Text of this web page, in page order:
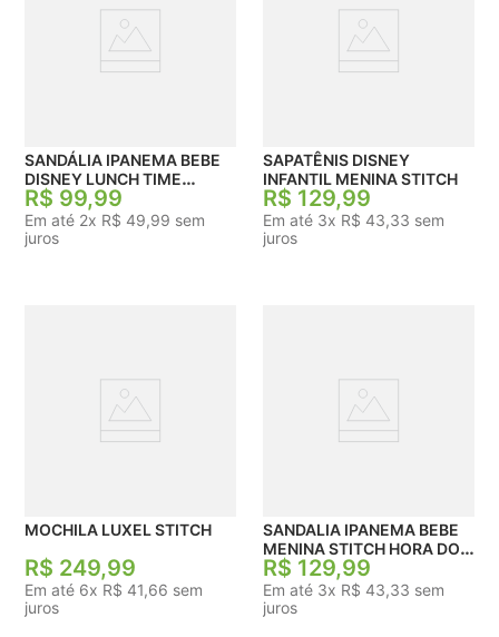
SANDÁLIA IPANEMA BEBE
DISNEY LUNCH TIME
STITCH
R$ 99,99
Em até 2x R$ 49,99 sem
juros
SAPATÊNIS DISNEY
INFANTIL MENINA STITCH
R$ 129,99
Em até 3x R$ 43,33 sem
juros
MOCHILA LUXEL STITCH
R$ 249,99
Em até 6x R$ 41,66 sem
juros
SANDALIA IPANEMA BEBE
MENINA STITCH HORA DO
LANCHE
R$ 129,99
Em até 3x R$ 43,33 sem
juros